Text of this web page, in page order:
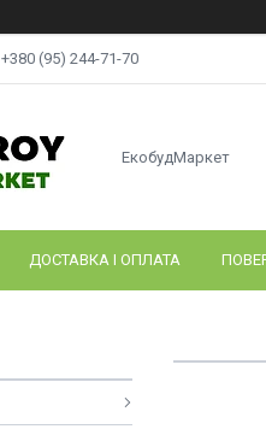
+380 (95) 244-71-70
ЕкобудМаркет
ДОСТАВКА І ОПЛАТА